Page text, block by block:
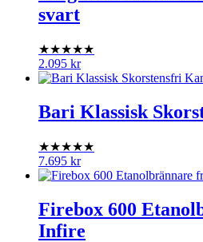
svart
★★★★★
2.095 kr
Bari Klassisk
★★★★★
7.695 kr
Firebox 600
Infire